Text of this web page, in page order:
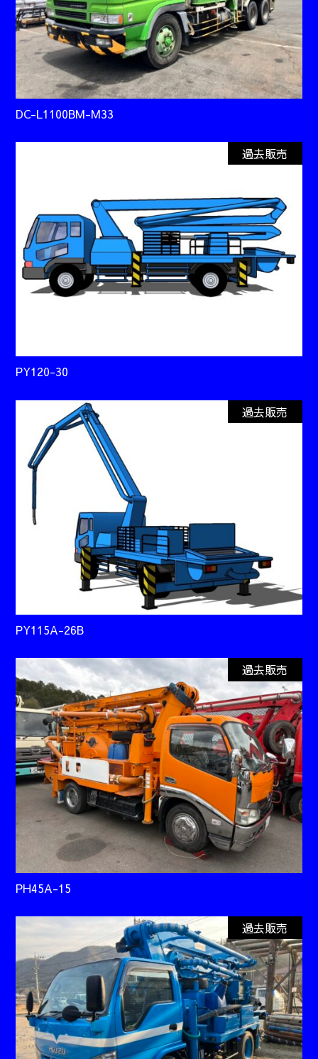
DC-L1100BM-M33
過去販売
PY120-30
過去販売
PY115A-26B
過去販売
PH45A-15
過去販売